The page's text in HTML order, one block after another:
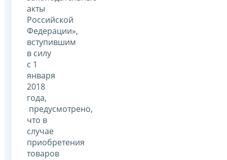
акты
Российской
Федерации»,
вступившим
в силу
с 1
января
2018
года,
предусмотрено,
что в
случае
приобретения
товаров